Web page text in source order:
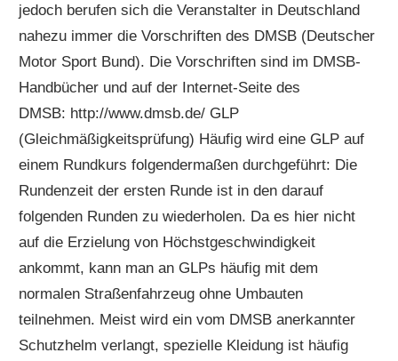
jedoch berufen sich die Veranstalter in Deutschland
nahezu immer die Vorschriften des DMSB (Deutscher
Motor Sport Bund). Die Vorschriften sind im DMSB-
Handbücher und auf der Internet-Seite des
DMSB: http://www.dmsb.de/ GLP
(Gleichmäßigkeitsprüfung) Häufig wird eine GLP auf
einem Rundkurs folgendermaßen durchgeführt: Die
Rundenzeit der ersten Runde ist in den darauf
folgenden Runden zu wiederholen. Da es hier nicht
auf die Erzielung von Höchstgeschwindigkeit
ankommt, kann man an GLPs häufig mit dem
normalen Straßenfahrzeug ohne Umbauten
teilnehmen. Meist wird ein vom DMSB anerkannter
Schutzhelm verlangt, spezielle Kleidung ist häufig